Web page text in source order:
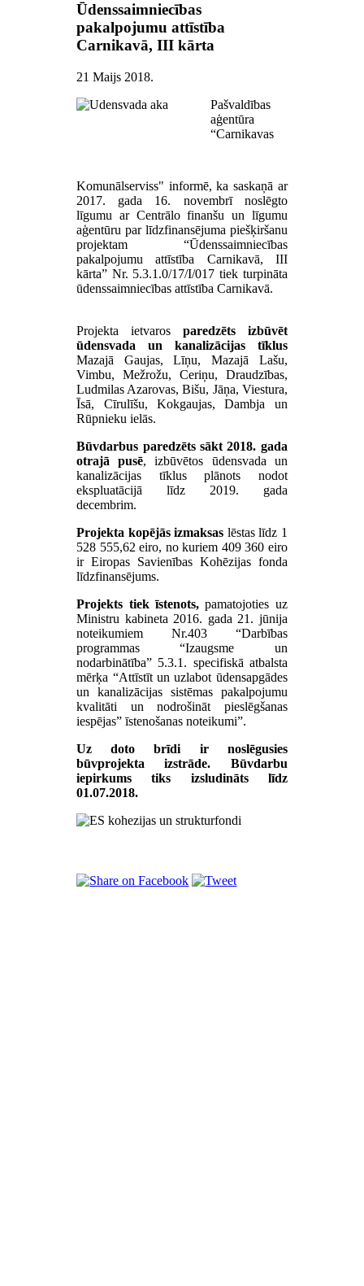
Ūdenssaimniecības
pakalpojumu attīstība
Carnikavā, III kārta
21 Maijs 2018.
Pašvaldības
aģentūra
“Carnikavas
Komunālserviss" informē, ka saskaņā ar
2017. gada 16. novembrī noslēgto
līgumu ar Centrālo finanšu un līgumu
aģentūru par līdzfinansējuma piešķiršanu
projektam “Ūdenssaimniecības
pakalpojumu attīstība Carnikavā, III
kārta” Nr. 5.3.1.0/17/I/017 tiek turpināta
ūdenssaimniecības attīstība Carnikavā.
Projekta ietvaros paredzēts izbūvēt
ūdensvada un kanalizācijas tīklus
Mazajā Gaujas, Līņu, Mazajā Lašu,
Vimbu, Mežrožu, Ceriņu, Draudzības,
Ludmilas Azarovas, Bišu, Jāņa, Viestura,
Īsā, Cīrulīšu, Kokgaujas, Dambja un
Rūpnieku ielās.
Būvdarbus paredzēts sākt 2018. gada
otrajā pusē, izbūvētos ūdensvada un
kanalizācijas tīklus plānots nodot
ekspluatācijā līdz 2019. gada
decembrim.
Projekta kopējās izmaksas lēstas līdz 1
528 555,62 eiro, no kuriem 409 360 eiro
ir Eiropas Savienības Kohēzijas fonda
līdzfinansējums.
Projekts tiek īstenots,pamatojoties uz
Ministru kabineta 2016. gada 21. jūnija
noteikumiem Nr.403 “Darbības
programmas “Izaugsme un
nodarbinātība” 5.3.1. specifiskā atbalsta
mērķa “Attīstīt un uzlabot ūdensapgādes
un kanalizācijas sistēmas pakalpojumu
kvalitāti un nodrošināt pieslēgšanas
iespējas” īstenošanas noteikumi”.
Uz doto brīdi ir noslēgusies
būvprojekta izstrāde. Būvdarbu
iepirkums tiks izsludināts līdz
01.07.2018.